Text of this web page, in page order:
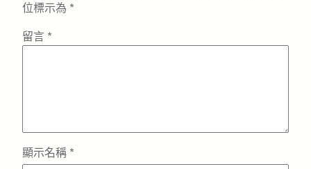
位標示為 *
留言 *
顯示名稱 *